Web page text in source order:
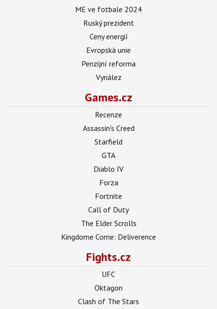
ME ve fotbale 2024
Ruský prezident
Ceny energií
Evropská unie
Penzijní reforma
Vynález
Games.cz
Recenze
Assassin's Creed
Starfield
GTA
Diablo IV
Forza
Fortnite
Call of Duty
The Elder Scrolls
Kingdome Come: Deliverence
Fights.cz
UFC
Oktagon
Clash of The Stars